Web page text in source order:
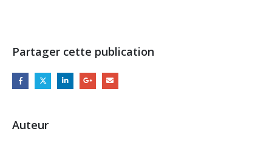
Partager cette publication
Auteur